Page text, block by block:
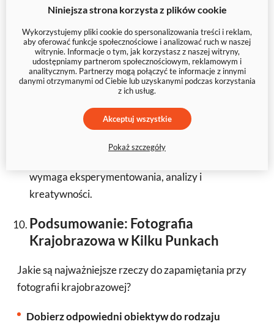
Najlepszych Kadrow
Jak znaleźć swój unikalny styl w fotografii
krajobrazowej? Jakie są kluczowe elementy
udanego kadru?
Każdy fotograf krajobrazowy powinien dążyć do
znalezienia własnego stylu. To, co odróżnia twoje
zdjęcia od innych, to twój artystyczny wkład.
wymaga eksperymentowania, analizy i
kreatywności.
Podsumowanie: Fotografia
Krajobrazowa w Kilku Punkach
Jakie są najważniejsze rzeczy do zapamiętania przy
fotografii krajobrazowej?
Dobierz odpowiedni obiektyw do rodzaju
Niniejsza strona korzysta z plików cookie
Wykorzystujemy pliki cookie do spersonalizowania treści i reklam,
aby oferować funkcje społecznościowe i analizować ruch w naszej
witrynie. Informacje o tym, jak korzystasz z naszej witryny,
udostępniamy partnerom społecznościowym, reklamowym i
analitycznym. Partnerzy mogą połączyć te informacje z innymi
danymi otrzymanymi od Ciebie lub uzyskanymi podczas korzystania
z ich usług.
Akceptuj wszystkie
Pokaż szczegóły